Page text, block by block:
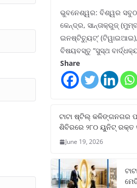
ଭୁବନେଶ୍ୱର: ବିଶ୍ୱର
କେନ୍ଦ୍ର, ସାନ୍ତାକ୍ରୁଜ୍
ଇନଷ୍ଟିଚ୍ୟୁଟ୍‌’
ବିଷୟବସ୍ତୁ “ସୁସ୍ଥ
Share
ଟାଟା ଷ୍ଟିଲ୍‌ କଳିଙ୍ଗନଗର
ଶିବିରରେ ୨୮୦ ୟୁନିଟ୍‌ ରକ୍ତ
June 19, 2026